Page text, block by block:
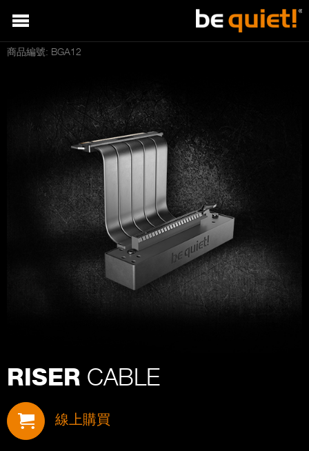
商品編號: BGA12
RISER CABLE
線上購買